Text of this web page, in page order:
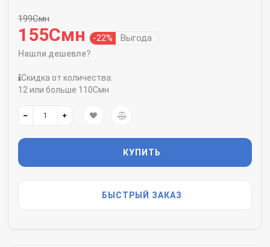
199Смн
155Смн -22% Выгода
Нашли дешевле?
Скидка от количества:
12 или больше 110Смн
КУПИТЬ
БЫСТРЫЙ ЗАКАЗ